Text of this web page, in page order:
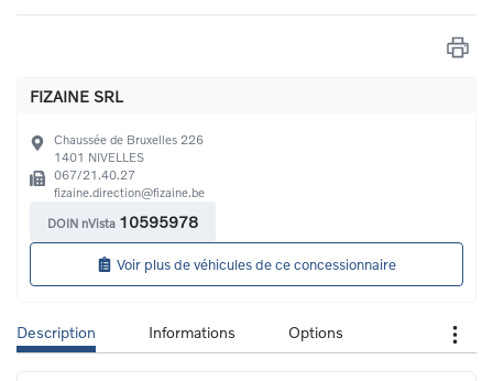
FIZAINE SRL
Chaussée de Bruxelles 226
1401 NIVELLES
067/21.40.27
fizaine.direction@fizaine.be
DOIN nVista 10595978
Voir plus de véhicules de ce concessionnaire
Description Informations Options